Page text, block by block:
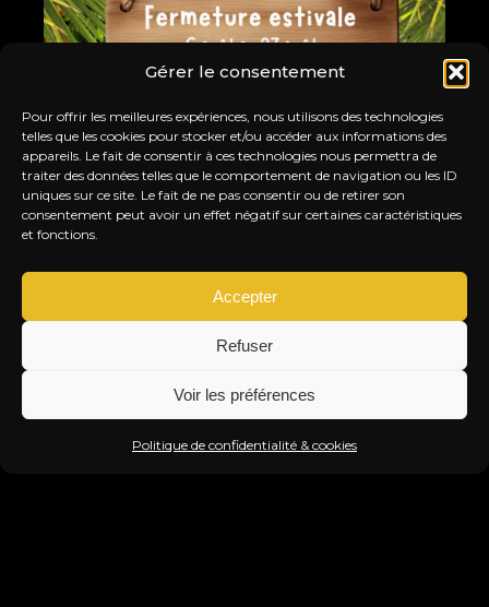
Gérer le consentement
Pour offrir les meilleures expériences, nous utilisons des technologies
telles que les cookies pour stocker et/ou accéder aux informations des
appareils. Le fait de consentir à ces technologies nous permettra de
traiter des données telles que le comportement de navigation ou les ID
uniques sur ce site. Le fait de ne pas consentir ou de retirer son
consentement peut avoir un effet négatif sur certaines caractéristiques
et fonctions.
Accepter
Refuser
Voir les préférences
Politique de confidentialité & cookies
FERMETURE ESTIVALE
LE TITI TWISTER FAIT UNE PAUSE !
Info & Réservation